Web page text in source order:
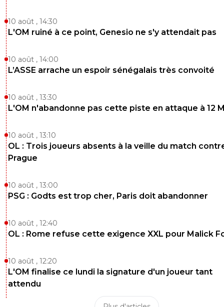
10 août , 14:30
L'OM ruiné à ce point, Genesio ne s'y attendait pas
10 août , 14:00
L’ASSE arrache un espoir sénégalais très convoité
10 août , 13:30
L'OM n'abandonne pas cette piste en attaque à 12
10 août , 13:10
OL : Trois joueurs absents à la veille du match
Prague
10 août , 13:00
PSG : Godts est trop cher, Paris doit abandonner
10 août , 12:40
OL : Rome refuse cette exigence XXL pour Malick
10 août , 12:20
L'OM finalise ce lundi la signature d'un joueur tant
attendu